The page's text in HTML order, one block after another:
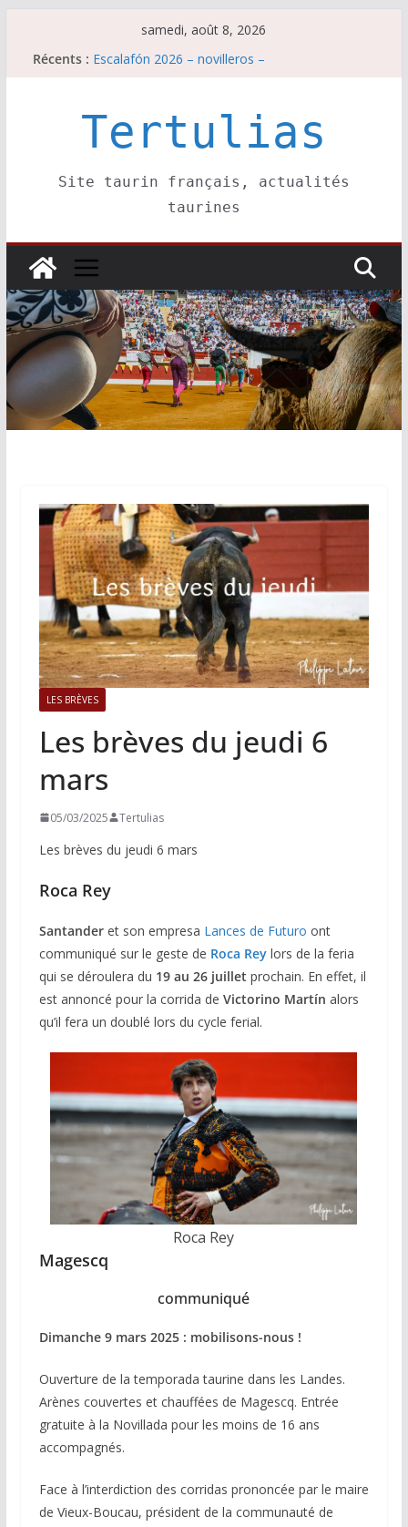
samedi, août 8, 2026
Récents : Escalafón 2026 – novilleros –
Les brèves du vendredi 7 août
Tertulias
Site taurin français, actualités
taurines
LES BRÈVES
Les brèves du jeudi 6
mars
05/03/2025 Tertulias
Les brèves du jeudi 6 mars
Roca Rey
Santanderet son empresa Lances de Futuro ont
communiqué sur le geste de Roca Reylors de la feria
qui se déroulera du 19 au 26 juillet prochain. En effet, il
est annoncé pour la corrida de Victorino Martín alors
qu’il fera un doublé lors du cycle ferial.
Roca Rey
Magescq
communiqué
Dimanche 9 mars 2025 : mobilisons-nous !
Ouverture de la temporada taurine dans les Landes.
Arènes couvertes et chauffées de Magescq. Entrée
gratuite à la Novillada pour les moins de 16 ans
accompagnés.
Face à l’interdiction des corridas prononcée par le maire
de Vieux-Boucau, président de la communauté de